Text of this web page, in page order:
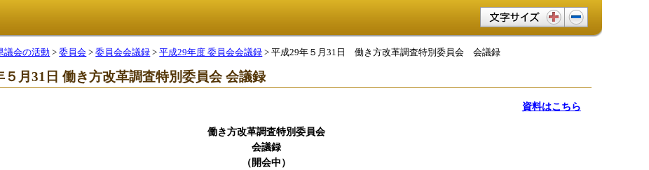
文字サイズ変更
議会の活動 >委員会 >委員会会議録 >平成29年度 委員会会議録 > 平成29年５月31日 働き方改革調査特別委員会 会議録
５月31日 働き方改革調査特別委員会 会議録
資料はこちら
働き方改革調査特別委員会
会議録
（開会中）